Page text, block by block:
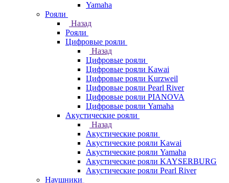
Yamaha
Рояли
Назад
Рояли
Цифровые рояли
Назад
Цифровые рояли
Цифровые рояли Kawai
Цифровые рояли Kurzweil
Цифровые рояли Pearl River
Цифровые рояли PIANOVA
Цифровые рояли Yamaha
Акустические рояли
Назад
Акустические рояли
Акустические рояли Kawai
Акустические рояли Yamaha
Акустические рояли KAYSERBURG
Акустические рояли Pearl River
Наушники